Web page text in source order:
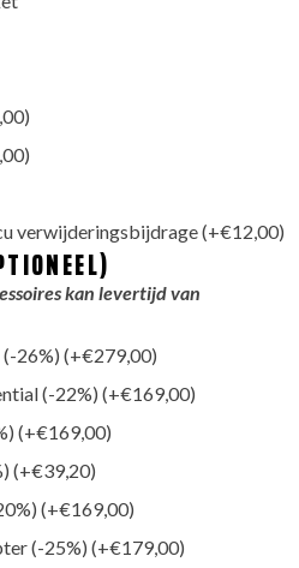
)
)
verwijderingsbijdrage(+€12,00)
kan levertijd van
(-26%)(+€279,00)
(-22%)(+€169,00)
(+€169,00)
(+€39,20)
(+€169,00)
(-25%)(+€179,00)